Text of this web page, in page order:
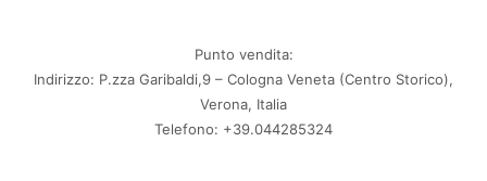
Punto vendita:
Indirizzo: P.zza Garibaldi,9 – Cologna Veneta (Centro Storico),
Verona, Italia
Telefono: +39.044285324